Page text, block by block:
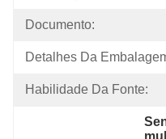
Documento:
Detalhes Da
Habilidade Da Fonte: